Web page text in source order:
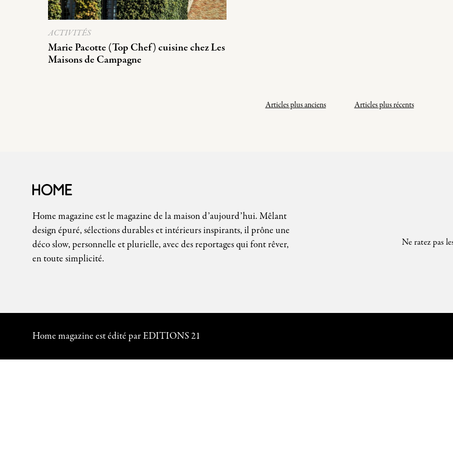
ACTIVITÉS
Marie Pacotte (Top Chef) cuisine chez Les
Maisons de Campagne
Navigation
Articles plus anciens Articles plus récents
Home magazine est le magazine de la maison d’aujourd’hui. Mêlant
design épuré, sélections durables et intérieurs inspirants, il prône une
déco slow, personnelle et plurielle, avec des reportages qui font rêver,
en toute simplicité.
Ne ratez pas
Home magazine est édité par EDITIONS 21